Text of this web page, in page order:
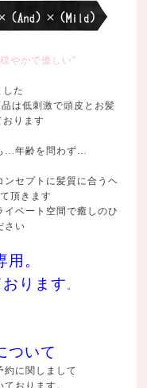
やかで優しい"
した
は低刺激で頭皮とお髪
おります
…年齢を問わず…
ンセプトに髪質に合うヘ
頂きます
ベート空間で癒しのひ
さい
。
ります 。
ついて
約に関しまして
おります。